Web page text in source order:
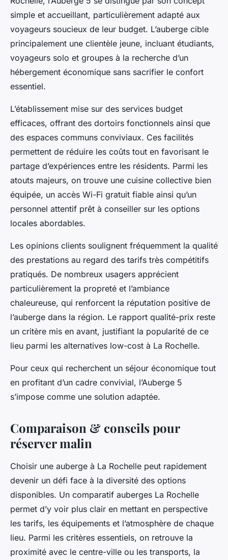
simple et accueillant, particulièrement adapté aux
voyageurs soucieux de leur budget. L’auberge cible
principalement une clientèle jeune, incluant étudiants,
voyageurs solo et groupes à la recherche d’un
hébergement économique sans sacrifier le confort
essentiel.
L’établissement mise sur des services budget
efficaces, offrant des dortoirs fonctionnels ainsi que
des espaces communs conviviaux. Ces facilités
permettent de réduire les coûts tout en favorisant le
partage d’expériences entre les résidents. Parmi les
atouts majeurs, on trouve une cuisine collective bien
équipée, un accès Wi-Fi gratuit fiable ainsi qu’un
personnel attentif prêt à conseiller sur les options
locales abordables.
Les opinions clients soulignent fréquemment la qualité
des prestations au regard des tarifs très compétitifs
pratiqués. De nombreux usagers apprécient
particulièrement la propreté et l’ambiance
chaleureuse, qui renforcent la réputation positive de
l’auberge dans la région. Le rapport qualité-prix reste
un critère mis en avant, justifiant la popularité de ce
lieu parmi les alternatives low-cost à La Rochelle.
Pour ceux qui recherchent un séjour économique tout
en profitant d’un cadre convivial, l’Auberge 5
s’impose comme une solution adaptée.
Comparaison & conseils pour
réserver malin
Choisir une auberge à La Rochelle peut rapidement
devenir un défi face à la diversité des options
disponibles. Un comparatif auberges La Rochelle
permet d’y voir plus clair en mettant en perspective
les tarifs, les équipements et l’atmosphère de chaque
lieu. Parmi les critères essentiels, on retrouve la
proximité avec le centre-ville ou les transports, la